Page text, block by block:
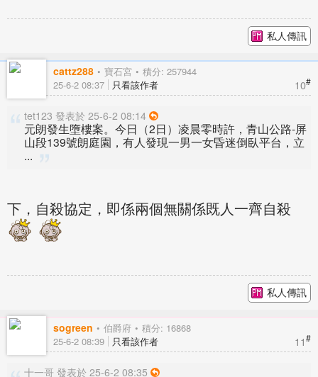
私人傳訊
cattz288 寶石宮 積分: 257944
10#
25-6-2 08:37 只看該作者
tet123 發表於 25-6-2 08:14
元朗發生墮樓案。今日（2日）凌晨零時許，青山公路-屏
山段139號朗庭園，有人發現一男一女昏迷倒臥平台，立
...
下，自殺協定，即係兩個無關係既人一齊自殺
私人傳訊
sogreen 伯爵府 積分: 16868
11#
25-6-2 08:39 只看該作者
十一哥 發表於 25-6-2 08:35